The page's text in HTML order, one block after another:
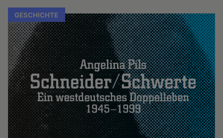
GESCHICHTE